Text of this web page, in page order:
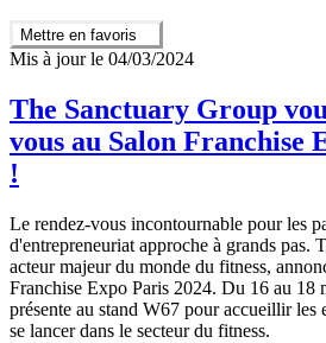
Mettre en favoris
Mis à jour le 04/03/2024
The Sanctuary Group
vous au Salon Franchise
!
Le rendez-vous incontournable pour les
d'entrepreneuriat approche à grands pas.
acteur majeur du monde du fitness,
Franchise Expo Paris 2024. Du 16 au 18
présente au stand W67 pour accueillir les
se lancer dans le secteur du fitness.